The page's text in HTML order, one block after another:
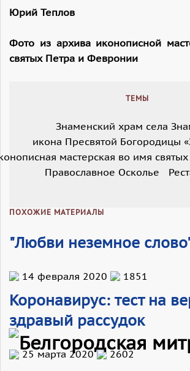
Юрий Теплов
Фото из архива иконописной
святых Петра и Февронии
ТЕМЫ
Знаменский храм села
икона Пресвятой Богородицы
мастерская во имя
Православное Осколье
ПОХОЖИЕ МАТЕРИАЛЫ
"Любви неземное
14 февраля 2020 1851
Коронавирус: тест на
здравый рассудок
25 марта 2020 2602